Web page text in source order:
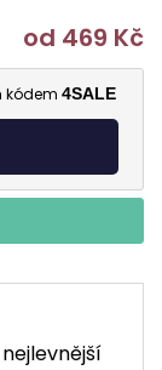
od 469 Kč
kódem 4SALE